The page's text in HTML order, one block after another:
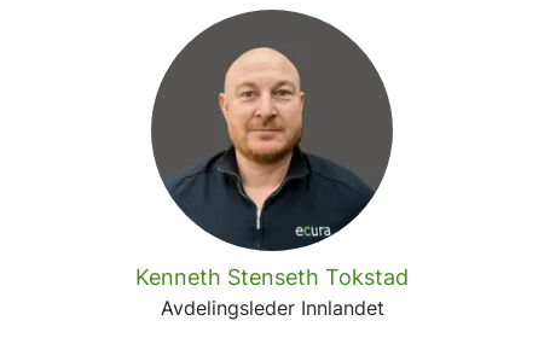
Kenneth Stenseth Tokstad
Avdelingsleder Innlandet